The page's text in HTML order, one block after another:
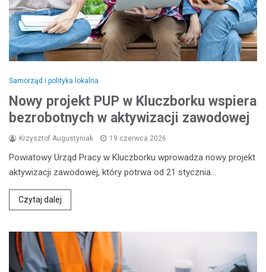
Samorząd i polityka lokalna
Nowy projekt PUP w Kluczborku wspiera
bezrobotnych w aktywizacji zawodowej
Krzysztof Augustyniak 19 czerwca 2026
Powiatowy Urząd Pracy w Kluczborku wprowadza nowy projekt
aktywizacji zawodowej, który potrwa od 21 stycznia…
Czytaj dalej